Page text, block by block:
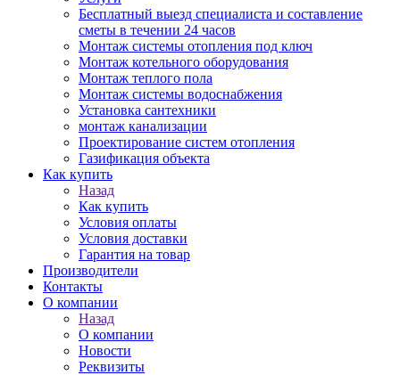
Бесплатный выезд специалиста и составление
сметы в течении 24 часов
Монтаж системы отопления под ключ
Монтаж котельного оборудования
Монтаж теплого пола
Монтаж системы водоснабжения
Установка сантехники
монтаж канализации
Проектирование систем отопления
Газификация объекта
Как купить
Назад
Как купить
Условия оплаты
Условия доставки
Гарантия на товар
Производители
Контакты
О компании
Назад
О компании
Новости
Реквизиты